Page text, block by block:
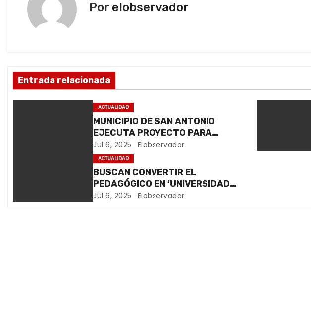
i
ó
n
Por elobservador
Entrada relacionada
ACTUALIDAD
MUNICIPIO DE SAN ANTONIO
EJECUTA PROYECTO PARA
FORTALECER SU CAPACIDAD
ADMINISTRATIVA Y OPERATIVA
Jul 6, 2025 Elobservador
ACTUALIDAD
BUSCAN CONVERTIR EL
PEDAGÓGICO EN ‘UNIVERSIDAD
DE EDUCACIÓN’
Jul 6, 2025 Elobservador